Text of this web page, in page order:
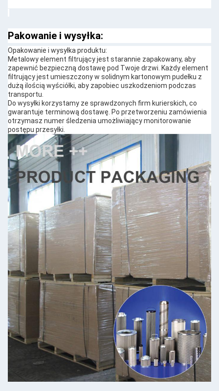
Pakowanie i wysyłka:
Opakowanie i wysyłka produktu:
Metalowy element filtrujący jest starannie zapakowany, aby
zapewnić bezpieczną dostawę pod Twoje drzwi. Każdy element
filtrujący jest umieszczony w solidnym kartonowym pudełku z
dużą ilością wyściółki, aby zapobiec uszkodzeniom podczas
transportu.
Do wysyłki korzystamy ze sprawdzonych firm kurierskich, co
gwarantuje terminową dostawę. Po przetworzeniu zamówienia
otrzymasz numer śledzenia umożliwiający monitorowanie
postępu przesyłki.